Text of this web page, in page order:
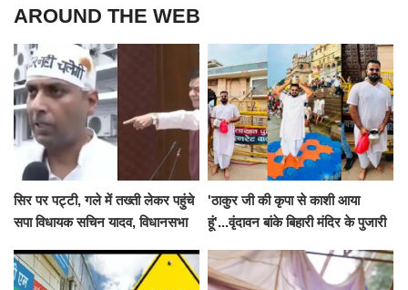
AROUND THE WEB
सिर पर पट्टी, गले में तख्ती लेकर पहुंचे
सपा विधायक सचिन यादव, विधानसभा
निलंबित
'ठाकुर जी की कृपा से काशी आया
हूं'...वृंदावन बांके बिहारी मंदिर के पुजारी
जलाभिषेक